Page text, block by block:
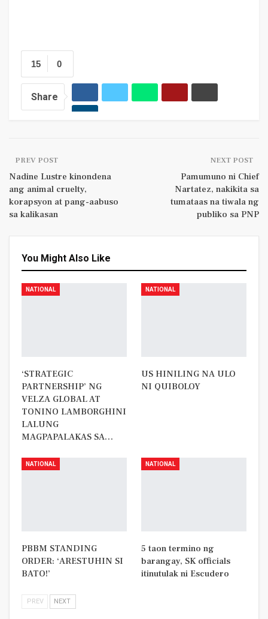
0
15
Share
PREV POST
Nadine Lustre kinondena
ang animal cruelty,
korapsyon at pang-aabuso
sa kalikasan
NEXT POST
Pamumuno ni Chief
Nartatez, nakikita sa
tumataas na tiwala ng
publiko sa PNP
You Might Also Like
NATIONAL
‘STRATEGIC
PARTNERSHIP’ NG
VELZA GLOBAL AT
TONINO LAMBORGHINI
LALUNG
MAGPAPALAKAS SA…
NATIONAL
US HINILING NA ULO
NI QUIBOLOY
NATIONAL
PBBM STANDING
ORDER: ‘ARESTUHIN SI
BATO!’
NATIONAL
5 taon termino ng
barangay, SK officials
itinutulak ni Escudero
PREV NEXT